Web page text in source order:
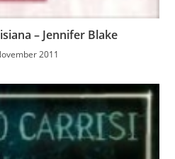
– Jennifer Blake
2011